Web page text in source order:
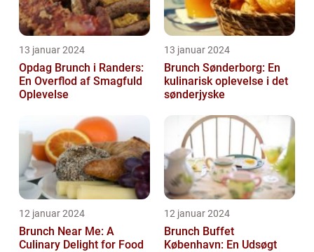
13 januar 2024
Opdag Brunch i Randers:
En Overflod af Smagfuld
Oplevelse
13 januar 2024
Brunch Sønderborg: En
kulinarisk oplevelse i det
sønderjyske
12 januar 2024
Brunch Near Me: A
Culinary Delight for Food
12 januar 2024
Brunch Buffet
København: En Udsøgt